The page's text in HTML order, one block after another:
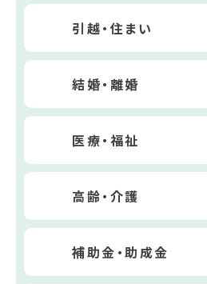
引越・住まい
結婚・離婚
医療・福祉
高齢・介護
補助金・助成金